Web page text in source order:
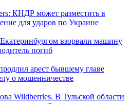
КНДР может разместить в
для ударов по Украине
взорвали машину
погиб
арест бывшему главе
о мошенничестве
Wildberries. В Тульской области